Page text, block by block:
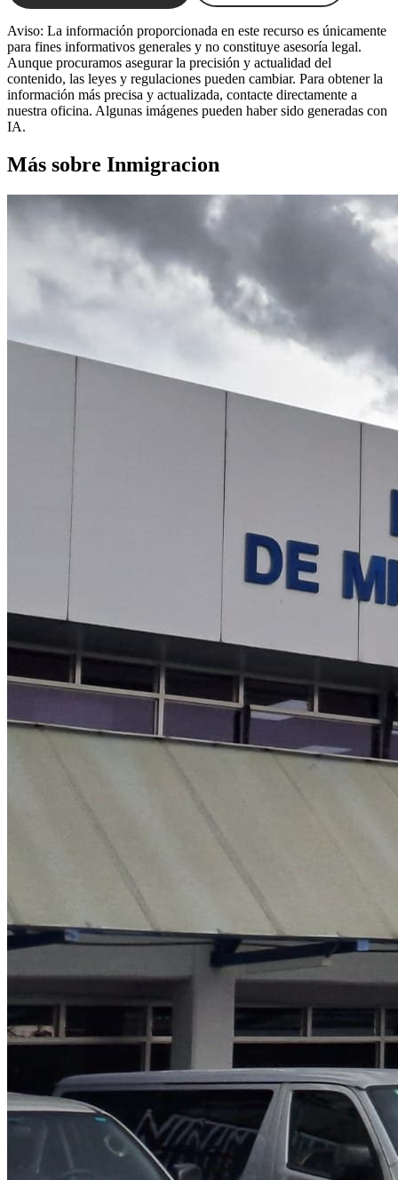
Aviso: La información proporcionada en este recurso es únicamente
para fines informativos generales y no constituye asesoría legal.
Aunque procuramos asegurar la precisión y actualidad del
contenido, las leyes y regulaciones pueden cambiar. Para obtener la
información más precisa y actualizada, contacte directamente a
nuestra oficina. Algunas imágenes pueden haber sido generadas con
IA.
Más sobre Inmigracion